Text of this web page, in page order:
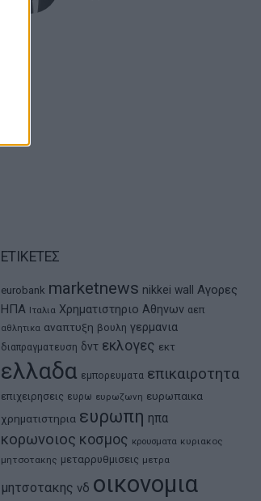
ΕΤΙΚΕΤΕΣ
eurobank marketnews nikkei wall
Αγορες
ΗΠΑ Ιταλια Χρηματιστηριο Αθηνων αεπ
αθλητικα αναπτυξη βουλη γερμανια
διαπραγματευση δντ εκλογες εκτ
ελλαδα εμπορευματα επικαιροτητα
επιχειρησεις ευρω ευρωζωνη ευρωπαικα
χρηματιστηρια ευρωπη ηπα
κορωνοιος κοσμος κρουσματα κυριακος
μητσοτακης μεταρρυθμισεις μετρα
μητσοτακης νδ οικονομια